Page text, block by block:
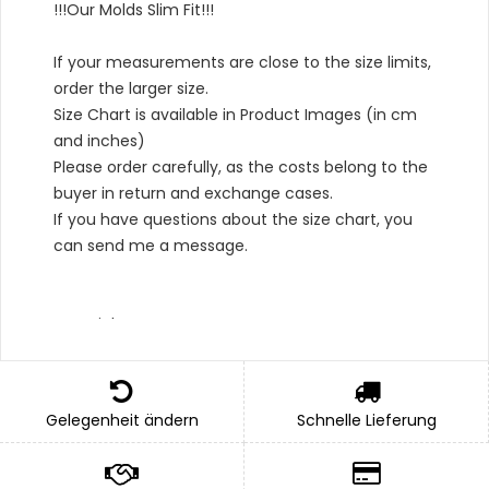
!!!Our Molds Slim Fit!!!
If your measurements are close to the size limits,
order the larger size.
Size Chart is available in Product Images (in cm
and inches)
Please order carefully, as the costs belong to the
buyer in return and exchange cases.
If you have questions about the size chart, you
can send me a message.
Material Type :
*Outer: 100% Cotton,
*Bottom: 100% Cotton,
*Lining: 100% Cotton
Gelegenheit ändern Schnelle Lieferung